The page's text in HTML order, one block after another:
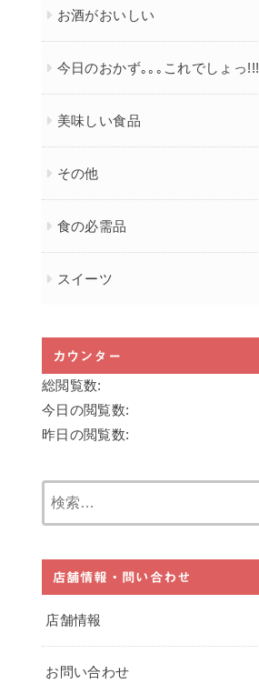
お酒がおいしい
今日のおかず｡｡｡これでしょっ!!!
美味しい食品
その他
食の必需品
スイーツ
カウンター
総閲覧数:
今日の閲覧数:
昨日の閲覧数:
店舗情報・問い合わせ
店舗情報
お問い合わせ